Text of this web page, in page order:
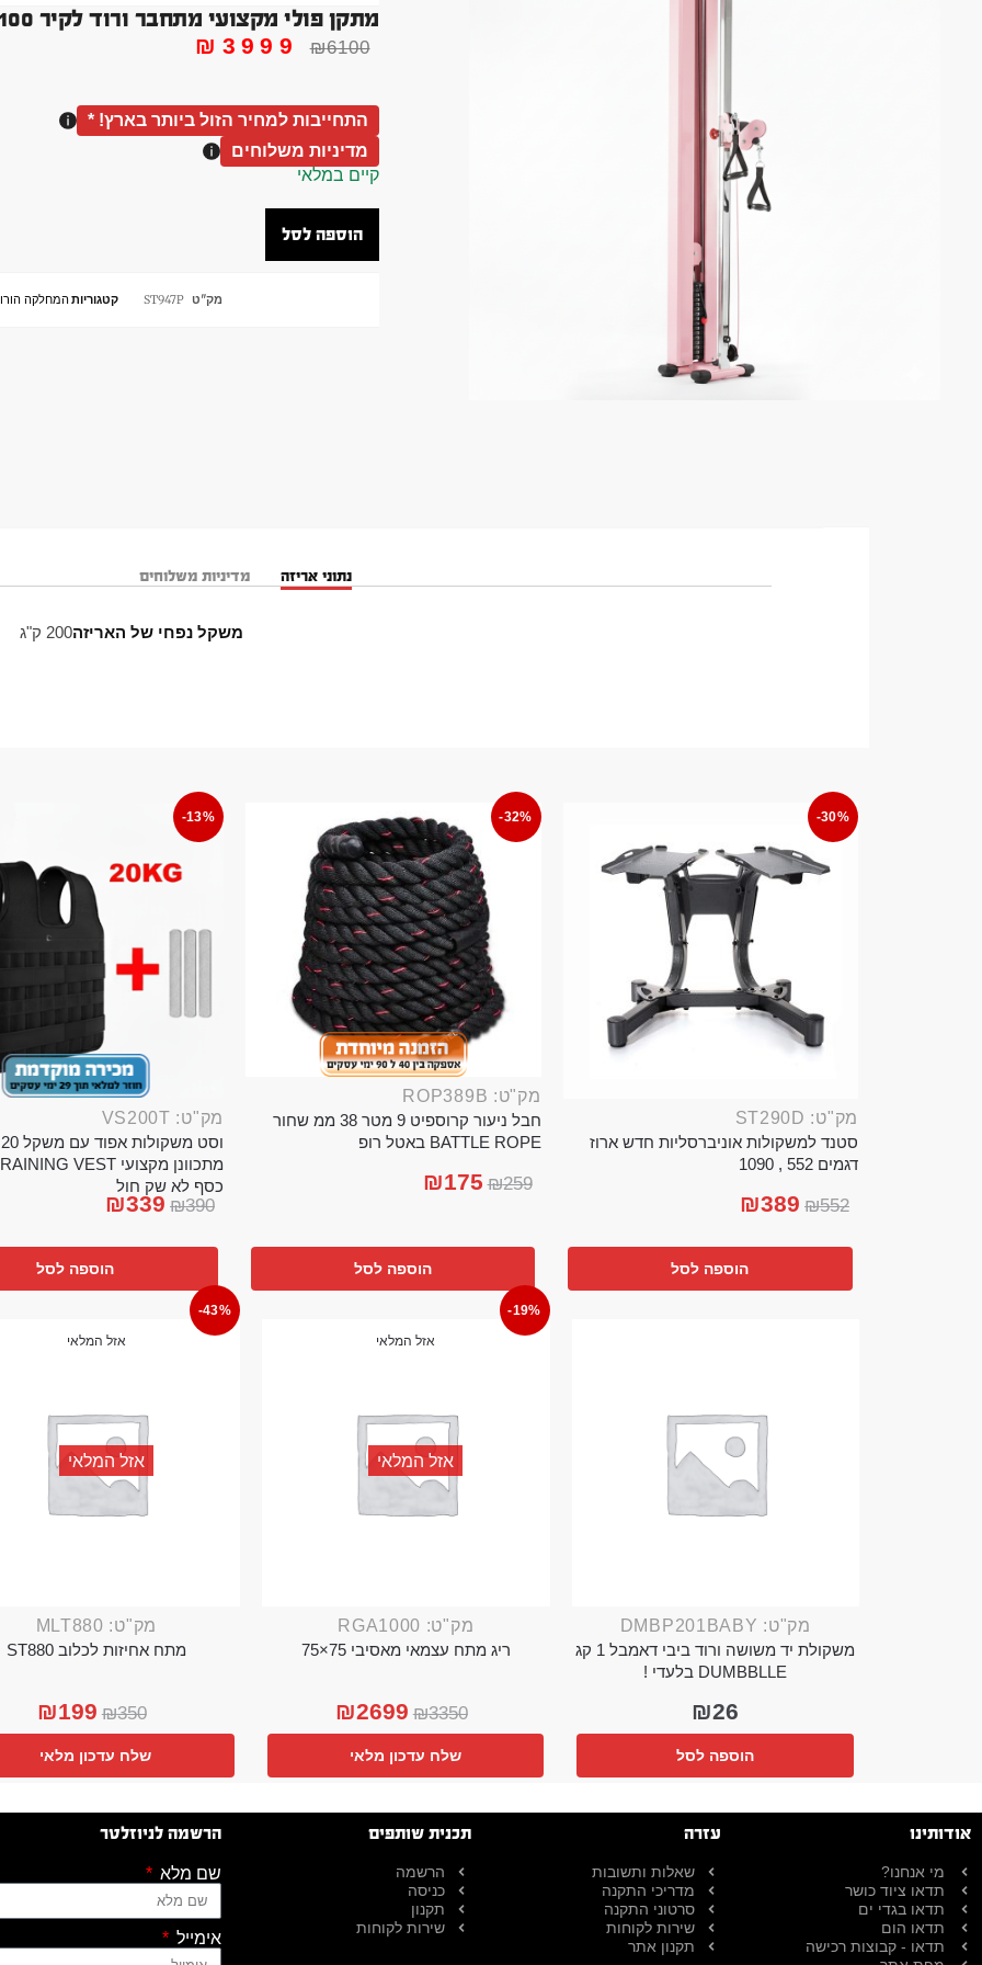
מתקן פולי מקצועי מתחבר ורוד לקיר 100 קג
₪6100
₪ 3999
התחייבות למחיר הזול ביותר בארץ! *
מדיניות משלוחים
קיים במלאי
הוספה לסל
מק"ט ST947P קטגוריותהמחלקה
נתוני אריזה מדיניות משלוחים
משקל נפחי של האריזה200 ק"ג
-30%
מק"ט: ST290D
סטנד למשקולות אוניברסליות חדש ארוז
דגמים 552 , 1090
₪552
₪389
הוספה לסל
-32%
מק"ט: ROP389B
חבל ניעור קרוספיט 9 מטר 38 ממ שחור
BATTLE ROPE באטל רופ
₪259
₪175
הוספה לסל
-13%
מק"ט: VS200T
כסף לא שק חול
₪390
₪339
הוספה לסל
מק"ט: DMBP201BABY
משקולת יד משושה ורוד ביבי דאמבל 1 קג
DUMBBLLE בלעדי !
₪26
הוספה לסל
-19%
אזל המלאי
אזל המלאי
מק"ט: RGA1000
ריג מתח עצמאי מאסיבי 75×75
₪3350
₪2699
שלח עדכון מלאי
-43%
אזל המלאי
אזל המלאי
מק"ט: MLT880
מתח אחיזות לכלוב ST880
₪350
₪199
שלח עדכון מלאי
אודותינו
מי אנחנו?
תדאו ציוד כושר
תדאו בגדי ים
תדאו הום
תדאו - קבוצות רכישה
עזרה
שאלות ותשובות
מדריכי התקנה
סרטוני התקנה
שירות לקוחות
תקנון אתר
תכנית שותפים
הרשמה
כניסה
תקנון
שירות לקוחות
הרשמה לניוזלטר
שם מלא
אימייל